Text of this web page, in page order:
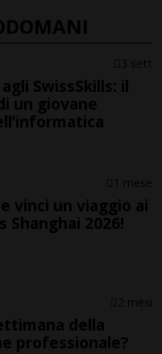
3 sett
SwissSkills: il
un giovane
1 mese
vinci un viaggio ai
Shanghai 2026!
2 mesi
della
professionale?